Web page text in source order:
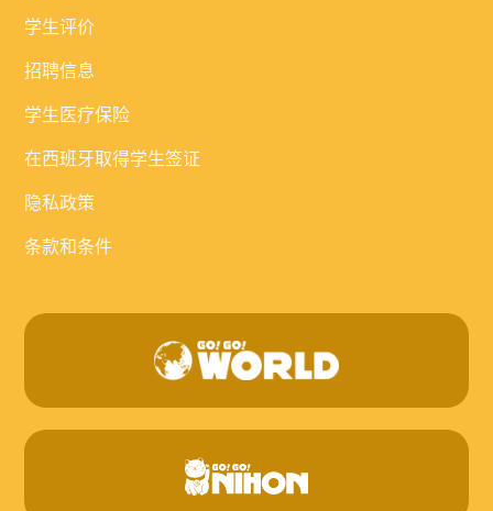
学生评价
招聘信息
学生医疗保险
在西班牙取得学生签证
隐私政策
条款和条件